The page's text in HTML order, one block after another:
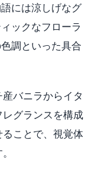
には涼しげなグ
ックなフローラ
調といった具合
バニラからイタ
グランスを構成
ことで、視覚体